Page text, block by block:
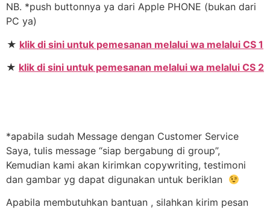
NB. *push buttonnya ya dari Apple PHONE (bukan dari
PC ya)
★ klik di sini untuk pemesanan melalui wa melalui CS 1
★ klik di sini untuk pemesanan melalui wa melalui CS 2
*apabila sudah Message dengan Customer Service
Saya, tulis message “siap bergabung di group”,
Kemudian kami akan kirimkan copywriting, testimoni
dan gambar yg dapat digunakan untuk beriklan
Apabila membutuhkan bantuan , silahkan kirim pesan